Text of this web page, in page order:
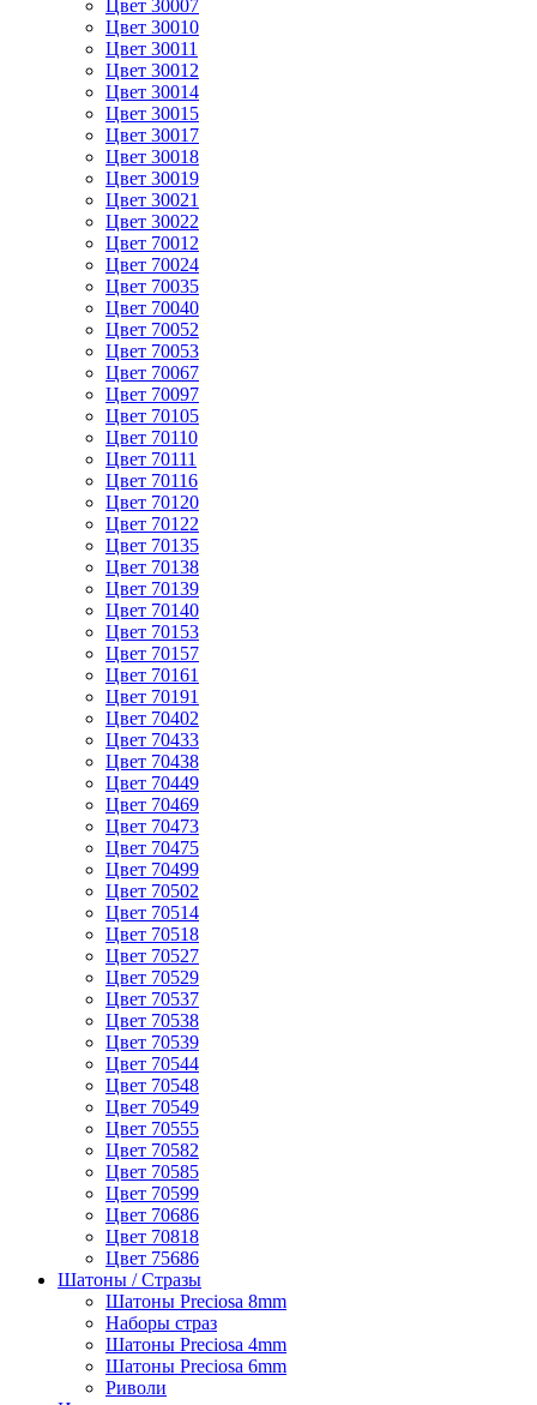
Цвет 30007
Цвет 30010
Цвет 30011
Цвет 30012
Цвет 30014
Цвет 30015
Цвет 30017
Цвет 30018
Цвет 30019
Цвет 30021
Цвет 30022
Цвет 70012
Цвет 70024
Цвет 70035
Цвет 70040
Цвет 70052
Цвет 70053
Цвет 70067
Цвет 70097
Цвет 70105
Цвет 70110
Цвет 70111
Цвет 70116
Цвет 70120
Цвет 70122
Цвет 70135
Цвет 70138
Цвет 70139
Цвет 70140
Цвет 70153
Цвет 70157
Цвет 70161
Цвет 70191
Цвет 70402
Цвет 70433
Цвет 70438
Цвет 70449
Цвет 70469
Цвет 70473
Цвет 70475
Цвет 70499
Цвет 70502
Цвет 70514
Цвет 70518
Цвет 70527
Цвет 70529
Цвет 70537
Цвет 70538
Цвет 70539
Цвет 70544
Цвет 70548
Цвет 70549
Цвет 70555
Цвет 70582
Цвет 70585
Цвет 70599
Цвет 70686
Цвет 70818
Цвет 75686
Шатоны / Стразы
Шатоны Preciosa 8mm
Наборы страз
Шатоны Preciosa 4mm
Шатоны Preciosa 6mm
Риволи